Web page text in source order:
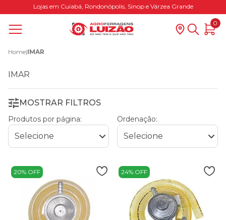
Lojas em Cuiabá, Rondonópolis, Sinop e Várzea Grande
0
Home|IMAR
IMAR
MOSTRAR FILTROS
Produtos por página: Ordenação:
20% OFF 24% OFF